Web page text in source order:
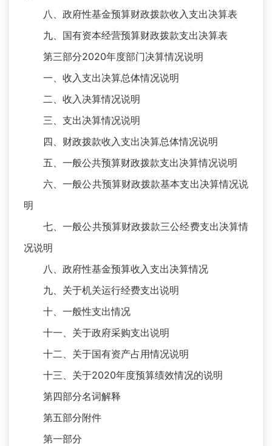
八、政府性基金预算财政拨款收入支出决算表
九、国有资本经营预算财政拨款支出决算表
第三部分2020年度部门决算情况说明
一、收入支出决算总体情况说明
二、收入决算情况说明
三、支出决算情况说明
四、财政拨款收入支出决算总体情况说明
五、一般公共预算财政拨款支出决算情况说明
六、一般公共预算财政拨款基本支出决算情况说
明
七、一般公共预算财政拨款三公经费支出决算情
况说明
八、政府性基金预算收入支出决算情况
九、关于机关运行经费支出说明
十、一般性支出情况
十一、关于政府采购支出说明
十二、关于国有资产占用情况说明
十三、关于2020年度预算绩效情况的说明
第四部分名词解释
第五部分附件
第一部分